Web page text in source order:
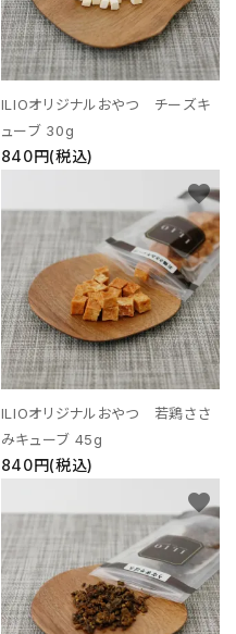
ILIOオリジナルおやつ チーズキ
ューブ 30g
840円(税込)
ILIOオリジナルおやつ 若鶏ささ
みキューブ 45g
840円(税込)
favorite
favorite